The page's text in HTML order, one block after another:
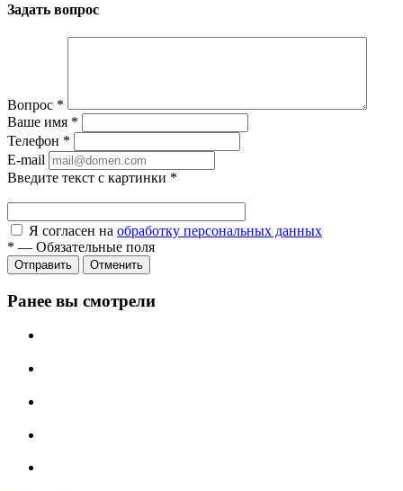
Задать вопрос
Вопрос *
Ваше имя *
Телефон *
E-mail
Введите текст с картинки *
Я согласен на обработку персональных данных
* — Обязательные поля
Отправить Отменить
Ранее вы смотрели